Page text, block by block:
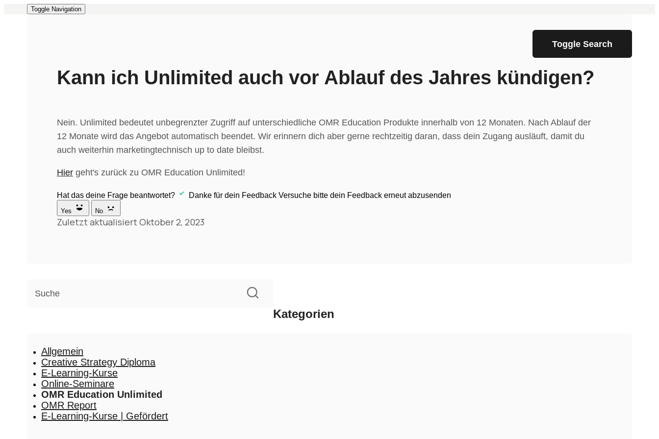
Toggle Navigation
Kann ich Unlimited auch vor Ablauf des Jahres kündigen?
Nein. Unlimited bedeutet unbegrenzter Zugriff auf unterschiedliche OMR Education Produkte innerhalb von 12 Monaten. Nach Ablauf der
12 Monate wird das Angebot automatisch beendet. Wir erinnern dich aber gerne rechtzeitig daran, dass dein Zugang ausläuft, damit du
auch weiterhin marketingtechnisch up to date bleibst.
Hier geht's zurück zu OMR Education Unlimited!
Hat das deine Frage beantwortet? Danke für dein Feedback Versuche bitte dein Feedback erneut abzusenden
Yes No
Zuletzt aktualisiert Oktober 2, 2023
Toggle Search
Kategorien
Allgemein
Creative Strategy Diploma
E-Learning-Kurse
Online-Seminare
OMR Education Unlimited
OMR Report
E-Learning-Kurse | Gefördert